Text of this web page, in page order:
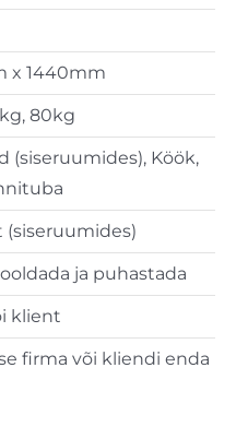
x 1440mm
80kg
(siseruumides), Köök,
(siseruumides)
ja puhastada
klient
firma või kliendi enda